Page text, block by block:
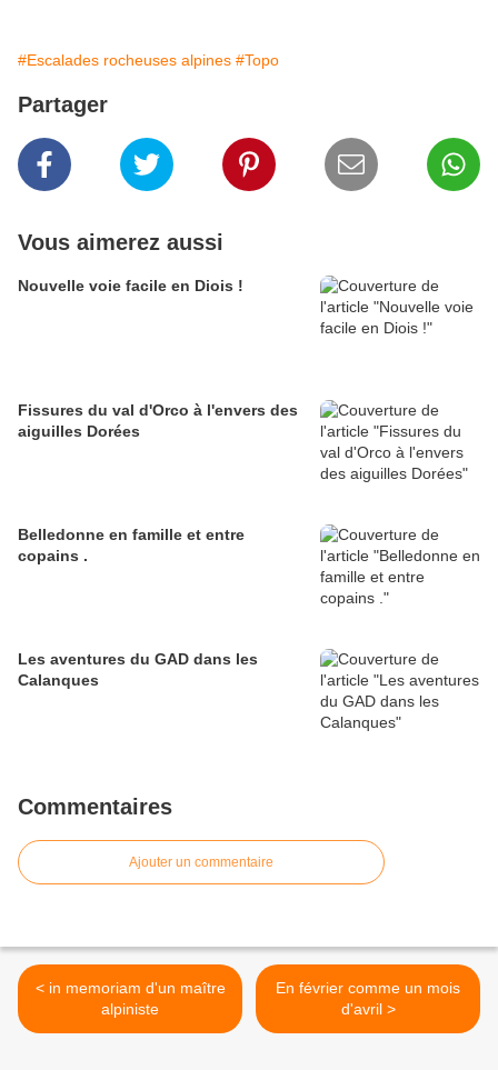
#Escalades rocheuses alpines #Topo
Partager
Vous aimerez aussi
Nouvelle voie facile en Diois !
Fissures du val d'Orco à l'envers des
aiguilles Dorées
Belledonne en famille et entre
copains .
Les aventures du GAD dans les
Calanques
Commentaires
Ajouter un commentaire
< in memoriam d'un maître
alpiniste
En février comme un mois
d'avril >